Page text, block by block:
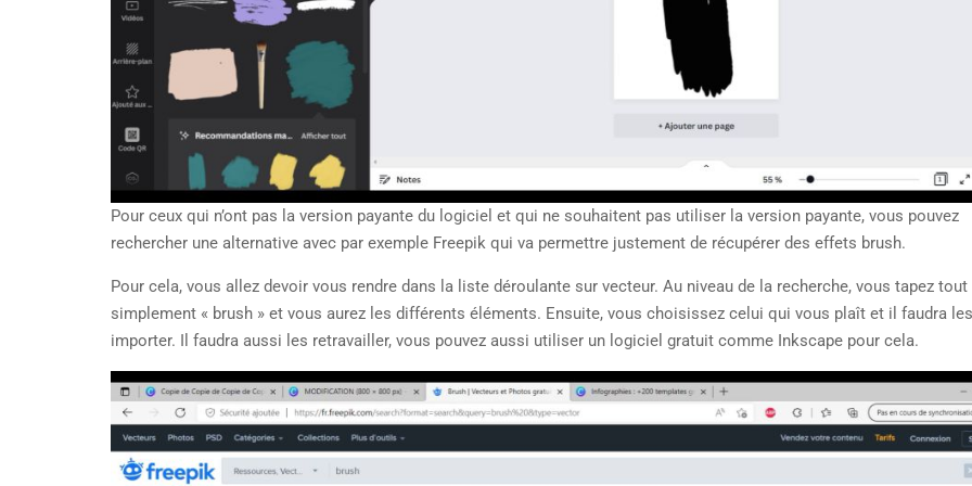
Pour ceux qui n’ont pas la version payante du logiciel et qui ne souhaitent pas utiliser la version payante, vous pouvez
rechercher une alternative avec par exemple Freepik qui va permettre justement de récupérer des effets brush.
Pour cela, vous allez devoir vous rendre dans la liste déroulante sur vecteur. Au niveau de la recherche, vous tapez tout
simplement « brush » et vous aurez les différents éléments. Ensuite, vous choisissez celui qui vous plaît et il faudra les
importer. Il faudra aussi les retravailler, vous pouvez aussi utiliser un logiciel gratuit comme Inkscape pour cela.